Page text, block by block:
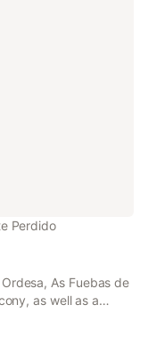
Perdido
As Fuebas de
as well as a
this property